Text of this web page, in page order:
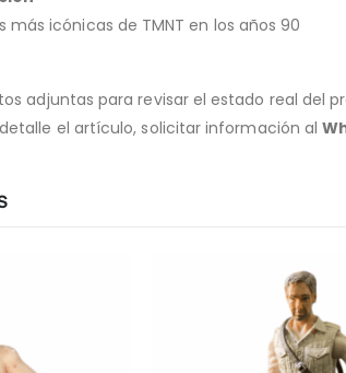
más icónicas de TMNT en los años 90
adjuntas para revisar el estado real del
el artículo, solicitar información al